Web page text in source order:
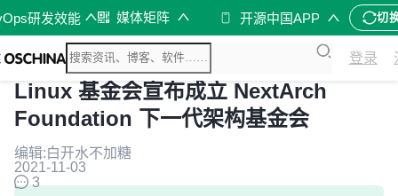
研发效能 媒体矩阵 开源中国APP 切
登录
Linux 基金会宣布成立 NextArch
Foundation 下一代架构基金会
编辑:白开水不加糖
2021-11-03
3